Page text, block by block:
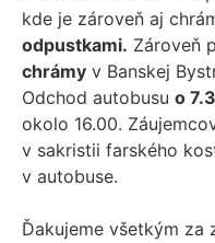
kde je zároveň aj
odpustkami. Zároveň
chrámy v Banskej
Odchod autobusu o
okolo 16.00.
v sakristii farského
v autobuse.
Ďakujeme všetkým za